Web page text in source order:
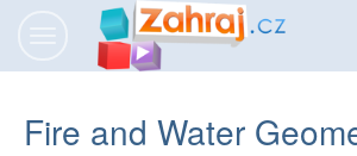
Fire and Water